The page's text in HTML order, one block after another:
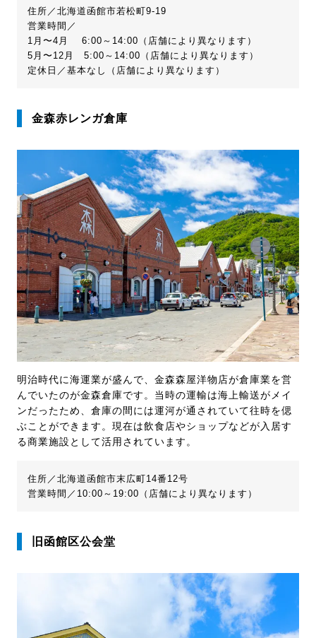
住所／北海道函館市若松町9-19
営業時間／
1月〜4月 6:00～14:00（店舗により異なります）
5月〜12月 5:00～14:00（店舗により異なります）
定休日／基本なし（店舗により異なります）
金森赤レンガ倉庫
明治時代に海運業が盛んで、金森森屋洋物店が倉庫業を営
んでいたのが金森倉庫です。当時の運輸は海上輸送がメイ
ンだったため、倉庫の間には運河が通されていて往時を偲
ぶことができます。現在は飲食店やショップなどが入居す
る商業施設として活用されています。
住所／北海道函館市末広町14番12号
営業時間／10:00～19:00（店舗により異なります）
旧函館区公会堂